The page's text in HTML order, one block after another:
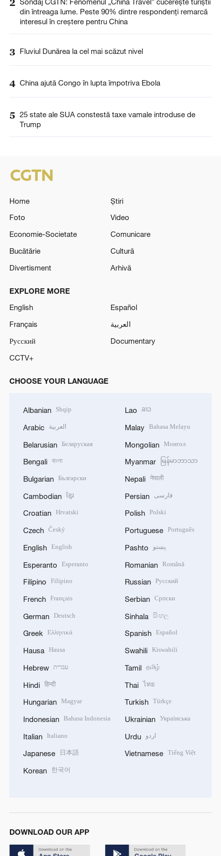
din întreaga lume. Peste 90% dintre respondenți remarcă
interesul în creștere pentru China
3 Fluviul Dunărea la cel mai scăzut nivel
4 China ajută Congo în lupta împotriva Ebola
5 25 state ale SUA constestă taxe vamale introduse de
Trump
Home
Știri
Foto
Video
Economie-Societate
Comunicare
Bucătărie
Cultură
Divertisment
Arhivă
EXPLORE MORE
English
Español
Français
العربية
Русский
Documentary
CCTV+
CHOOSE YOUR LANGUAGE
Albanian Shqip
Arabic العربية
Belarusian Беларуская
Bengali বাংলা
Bulgarian Български
Cambodian ខ្មែរ
Croatian Hrvatski
Czech Český
English English
Esperanto Esperanto
Filipino Filipino
French Français
German Deutsch
Greek Ελληνικά
Hausa Hausa
Hebrew עברית
Hindi हिन्दी
Hungarian Magyar
Indonesian Bahasa Indonesia
Italian Italiano
Japanese 日本語
Korean 한국어
Lao ລາວ
Malay Bahasa Melayu
Mongolian Монгол
Myanmar မြန်မာဘာသာ
Nepali नेपाली
Persian فارسی
Polish Polski
Portuguese Português
Pashto پښتو
Romanian Română
Russian Русский
Serbian Српски
Sinhala සිංහල
Spanish Español
Swahili Kiswahili
Tamil தமிழ்
Thai ไทย
Turkish Türkçe
Ukrainian Українська
Urdu اردو
Vietnamese Tiếng Việt
DOWNLOAD OUR APP